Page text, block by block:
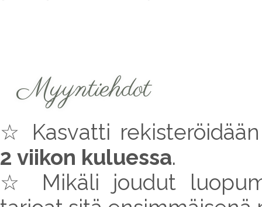
Myyntiehdot
☆ Kasvatti
2 viikon kuluessa.
☆ Mikäli joudut